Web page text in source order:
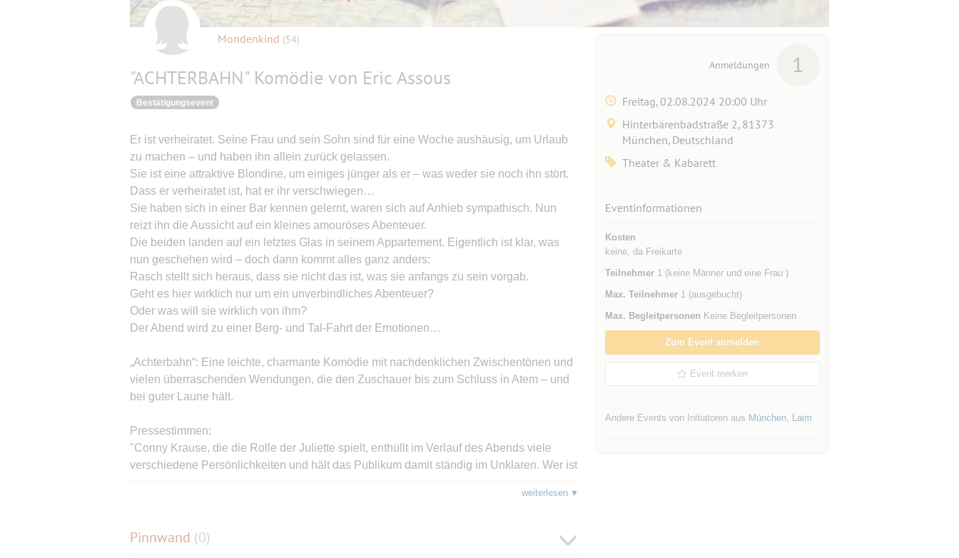
Mondenkind (54)
"ACHTERBAHN" Komödie von Eric Assous
Bestätigungsevent
Er ist verheiratet. Seine Frau und sein Sohn sind für eine Woche aushäusig, um Urlaub
zu machen – und haben ihn allein zurück gelassen.
Sie ist eine attraktive Blondine, um einiges jünger als er – was weder sie noch ihn stört.
Dass er verheiratet ist, hat er ihr verschwiegen…
Sie haben sich in einer Bar kennen gelernt, waren sich auf Anhieb sympathisch. Nun
reizt ihn die Aussicht auf ein kleines amouröses Abenteuer.
Die beiden landen auf ein letztes Glas in seinem Appartement. Eigentlich ist klar, was
nun geschehen wird – doch dann kommt alles ganz anders:
Rasch stellt sich heraus, dass sie nicht das ist, was sie anfangs zu sein vorgab.
Geht es hier wirklich nur um ein unverbindliches Abenteuer?
Oder was will sie wirklich von ihm?
Der Abend wird zu einer Berg- und Tal-Fahrt der Emotionen…
„Achterbahn“: Eine leichte, charmante Komödie mit nachdenklichen Zwischentönen und
vielen überraschenden Wendungen, die den Zuschauer bis zum Schluss in Atem – und
bei guter Laune hält.
Pressestimmen:
"Conny Krause, die die Rolle der Juliette spielt, enthüllt im Verlauf des Abends viele
verschiedene Persönlichkeiten und hält das Publikum damit ständig im Unklaren. Wer ist
vielen Überraschungen. Das Duo auf der kleinen Bühne des Theaters fesselt mit seiner
dabei vorwegzunehmen, welche Wendung als Nächstes kommt."
weiterlesen
Pinnwand (0)
Anmeldungen 1
Freitag, 02.08.2024 20:00 Uhr
Hinterbärenbadstraße 2, 81373
München, Deutschland
Theater & Kabarett
Eventinformationen
Kosten
keine, da Freikarte
Teilnehmer1 (keine Männer und eine Frau )
Max. Teilnehmer1 (ausgebucht)
Max. Begleitpersonen Keine Begleitpersonen
Zum Event anmelden
Event merken
Andere Events von Initiatoren aus München, Laim